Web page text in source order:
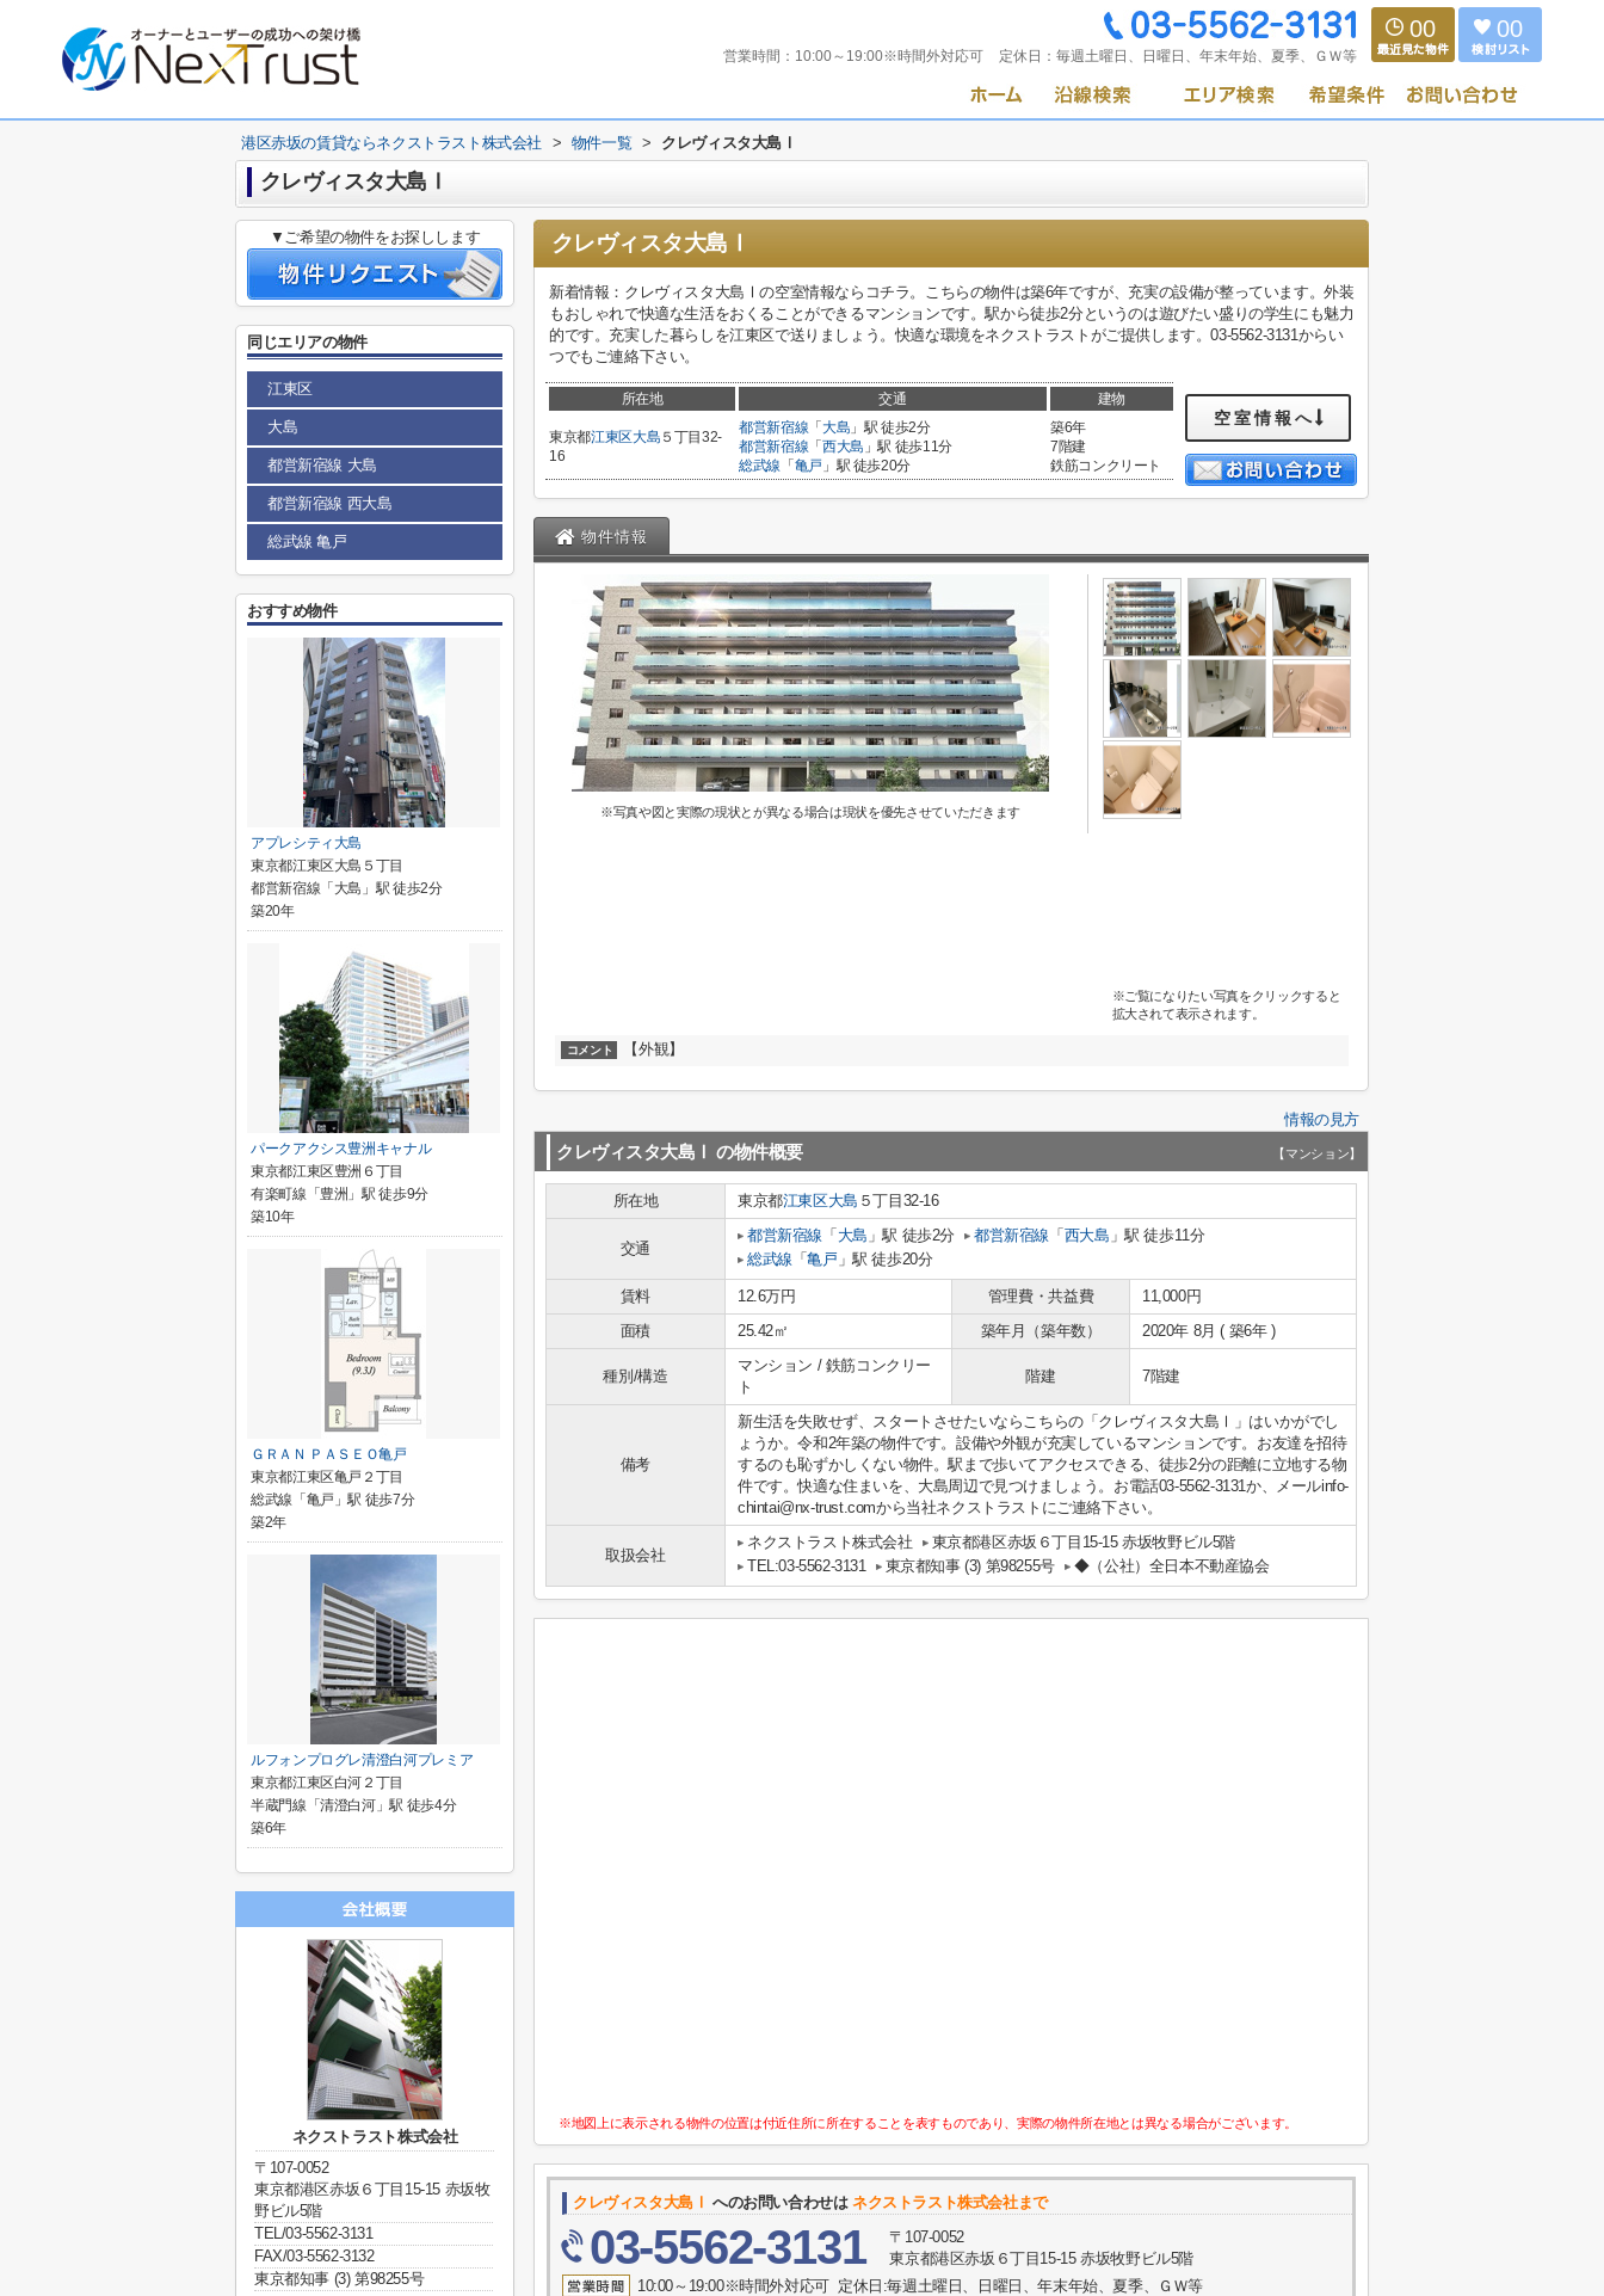
営業時間： 10:00～19:00※時間外対応可 定休日： 毎週土曜日、日曜日、年末年始、夏季、ＧＷ等
00 00
港区赤坂の賃貸ならネクストラスト株式会社 > 物件一覧 > クレヴィスタ大島Ⅰ
クレヴィスタ大島Ⅰ
クレヴィスタ大島Ⅰ
新着情報：クレヴィスタ大島Ⅰの空室情報ならコチラ。こちらの物件は築6年ですが、充実の設備が整っています。外装
もおしゃれで快適な生活をおくることができるマンションです。駅から徒歩2分というのは遊びたい盛りの学生にも魅力
的です。充実した暮らしを江東区で送りましょう。快適な環境をネクストラストがご提供します。03-5562-3131からい
つでもご連絡下さい。
所在地 交通 建物
東京都江東区大島 ５丁目32-
16
都営新宿線 「 大島 」駅 徒歩2分
都営新宿線 「 西大島 」駅 徒歩11分
総武線 「 亀戸」駅 徒歩20分
築6年
7階建
鉄筋コンクリート
空室情報へ
物件情報
※写真や図と実際の現状とが異なる場合は現状を優先させていただきます
※ご覧になりたい写真をクリックすると
拡大されて表示されます。
コメント 【外観】
情報の見方
クレヴィスタ大島Ⅰ の物件概要 【マンション】
所在地 東京都江東区大島 ５丁目32-16
交通
都営新宿線 「 大島 」駅 徒歩2分 都営新宿線 「 西大島 」駅 徒歩11分
総武線 「亀戸 」駅 徒歩20分
賃料 12.6万円 管理費・共益費
11,000円
面積
25.42㎡ 築年月（築年数） 2020年 8月 ( 築6年 )
種別/構造
マンション / 鉄筋コンクリー
ト
階建 7階建
備考
新生活を失敗せず、スタートさせたいならこちらの「クレヴィスタ大島Ⅰ」はいかがでし
ょうか。令和2年築の物件です。設備や外観が充実しているマンションです。お友達を招待
するのも恥ずかしくない物件。駅まで歩いてアクセスできる、徒歩2分の距離に立地する物
件です。快適な住まいを、大島周辺で見つけましょう。お電話03-5562-3131か、メールinfo-
chintai@nx-trust.comから当社ネクストラストにご連絡下さい。
取扱会社
ネクストラスト株式会社
東京都港区赤坂６丁目15-15 赤坂牧野ビル5階
TEL:03-5562-3131
東京都知事 (3) 第98255号 ◆（公社）全日本不動産協会
※地図上に表示される物件の位置は付近住所に所在することを表すものであり、実際の物件所在地とは異なる場合がございます。
クレヴィスタ大島Ⅰ へのお問い合わせはネクストラスト株式会社まで
03-5562-3131
〒107-0052
東京都港区赤坂６丁目15-15 赤坂牧野ビル5階
10:00～19:00※時間外対応可 定休日:毎週土曜日、日曜日、年末年始、夏季、ＧＷ等
▼ご希望の物件をお探しします
同じエリアの物件
江東区
大島
都営新宿線 大島
都営新宿線 西大島
総武線 亀戸
おすすめ物件
アプレシティ大島
東京都江東区大島５丁目
都営新宿線「大島」駅 徒歩2分
築20年
パークアクシス豊洲キャナル
東京都江東区豊洲６丁目
有楽町線「豊洲」駅 徒歩9分
築10年
ＧＲＡＮ ＰＡＳＥＯ亀戸
東京都江東区亀戸２丁目
総武線「亀戸」駅 徒歩7分
築2年
ルフォンプログレ清澄白河プレミア
東京都江東区白河２丁目
半蔵門線「清澄白河」駅 徒歩4分
築6年
ネクストラスト株式会社
〒107-0052
東京都港区赤坂６丁目15-15 赤坂牧
野ビル5階
TEL/03-5562-3131
FAX/03-5562-3132
東京都知事 (3) 第98255号